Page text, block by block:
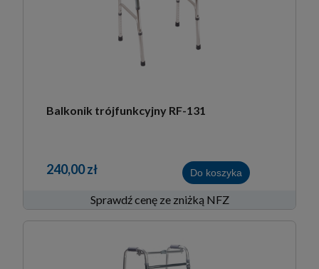
Balkonik trójfunkcyjny RF-131
240,00 zł Do koszyka
Sprawdź cenę ze zniżką NFZ